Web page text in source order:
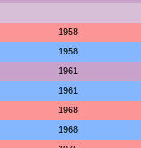
1958
1958
1961
1961
1968
1968